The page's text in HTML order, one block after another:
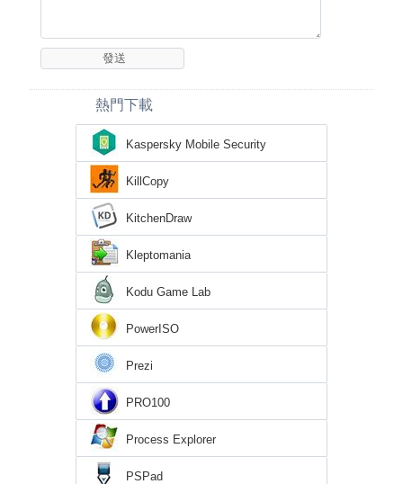
熱門下載
Kaspersky Mobile Security
KillCopy
KitchenDraw
Kleptomania
Kodu Game Lab
PowerISO
Prezi
PRO100
Process Explorer
PSPad